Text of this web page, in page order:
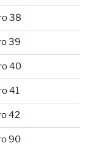
38
39
40
41
42
90